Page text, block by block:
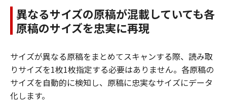
異なるサイズの原稿が混載していても各
原稿のサイズを忠実に再現
サイズが異なる原稿をまとめてスキャンする際、読み取
りサイズを1枚1枚指定する必要はありません。各原稿の
サイズを自動的に検知し、原稿に忠実なサイズにデータ
化します。